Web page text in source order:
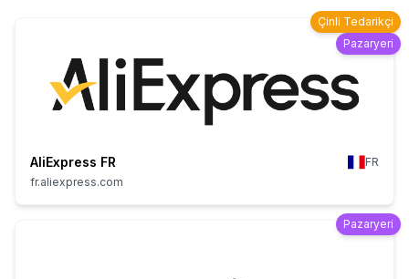
Çinli Tedarikçi
Pazaryeri
AliExpress FR
FR
fr.aliexpress.com
Pazaryeri